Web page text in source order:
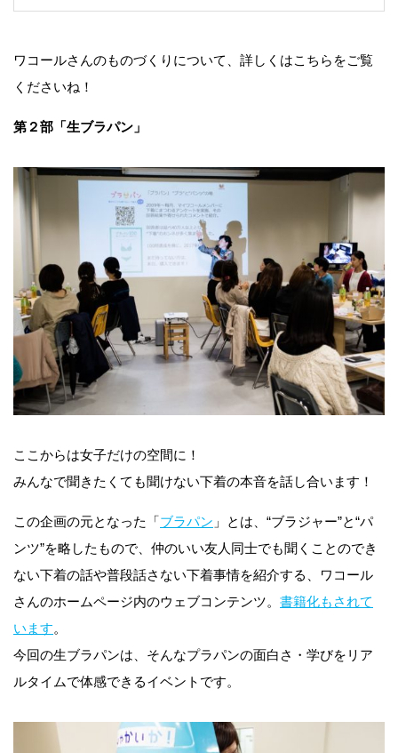
ワコールさんのものづくりについて、詳しくはこちらをご覧
くださいね！
第２部「生ブラパン」
ここからは女子だけの空間に！
みんなで聞きたくても聞けない下着の本音を話し合います！
この企画の元となった「ブラパン 」とは、“ブラジャー”と“パ
ンツ”を略したもので、仲のいい友人同士でも聞くことのでき
ない下着の話や普段話さない下着事情を紹介する、ワコール
さんのホームページ内のウェブコンテンツ。 書籍化もされて
います。
今回の生ブラパンは、そんなプラパンの面白さ・学びをリア
ルタイムで体感できるイベントです。